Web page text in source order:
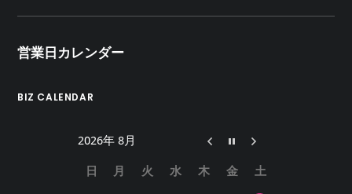
営業日カレンダー
BIZ CALENDAR
2026年 8月
日 月 火 水 木 金 土